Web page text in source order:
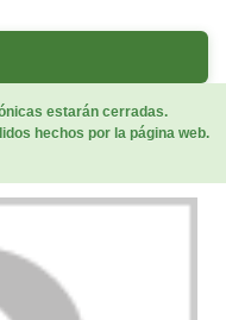
estarán cerradas.
hechos por la página web.